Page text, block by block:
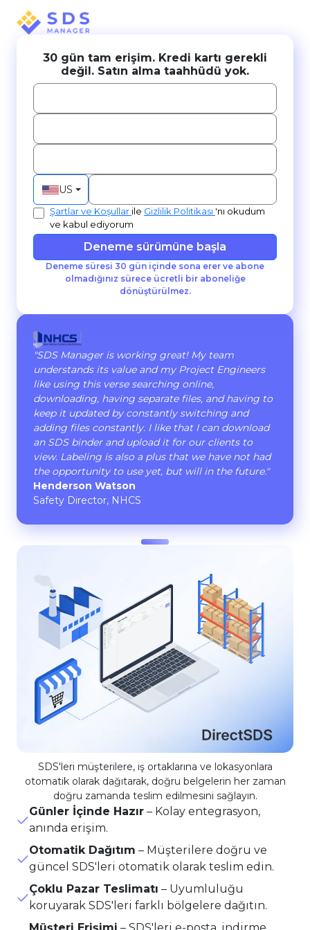
30 gün tam erişim. Kredi kartı gerekli
değil. Satın alma taahhüdü yok.
US
Şartlar ve Koşullar ile Gizlilik Politikası 'nı okudum
ve kabul ediyorum
Deneme sürümüne başla
Deneme süresi 30 gün içinde sona erer ve abone
olmadığınız sürece ücretli bir aboneliğe
dönüştürülmez.
"SDS Manager is working great! My team
understands its value and my Project Engineers
like using this verse searching online,
downloading, having separate files, and having to
keep it updated by constantly switching and
adding files constantly. I like that I can download
an SDS binder and upload it for our clients to
view. Labeling is also a plus that we have not had
the opportunity to use yet, but will in the future."
Henderson Watson
Safety Director, NHCS
SDS'leri müşterilere, iş ortaklarına ve lokasyonlara
otomatik olarak dağıtarak, doğru belgelerin her zaman
doğru zamanda teslim edilmesini sağlayın.
Günler İçinde Hazır – Kolay entegrasyon,
anında erişim.
Otomatik Dağıtım – Müşterilere doğru ve
güncel SDS'leri otomatik olarak teslim edin.
Çoklu Pazar Teslimatı – Uyumluluğu
koruyarak SDS'leri farklı bölgelere dağıtın.